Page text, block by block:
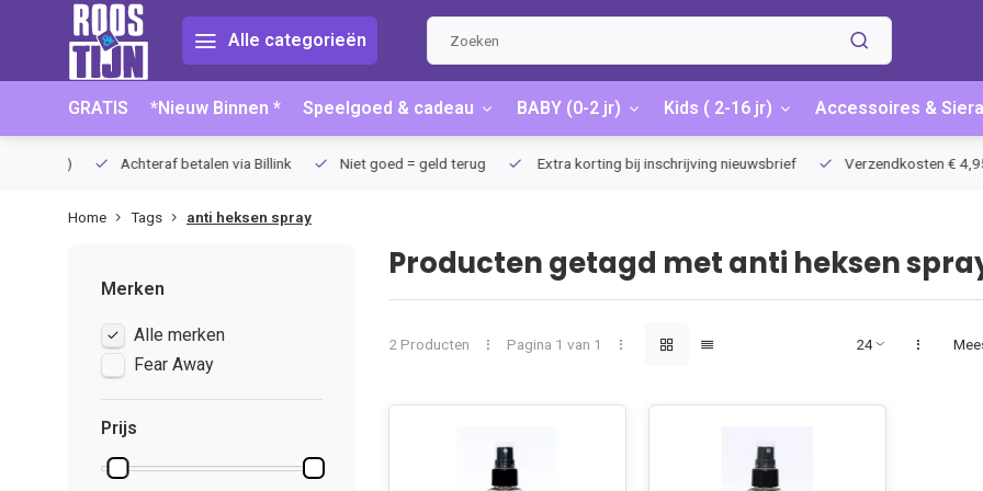
Alle categorieën
GRATIS *Nieuw Binnen * Speelgoed & cadeau BABY (0-2 jr) Kids ( 2-16 jr) Accessoires &
Achteraf betalen via Billink Niet goed = geld terug Extra korting bij inschrijving nieuwsbrief Verzendkosten € 4,95 /
Home Tags anti heksen spray
Merken
Alle merken
Fear Away
Prijs
Producten getagd met anti heksen
2 Producten Pagina 1 van 1